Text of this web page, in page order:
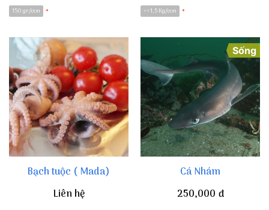
150 gr/con * >=1,5 Kg/con *
Bạch tuộc ( Mada)
Liên hệ
Sống
Cá Nhám
250,000 đ